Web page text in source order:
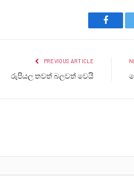
PREVIOUS ARTICLE
රුපියල තවත් බලවත් ‍වෙයි